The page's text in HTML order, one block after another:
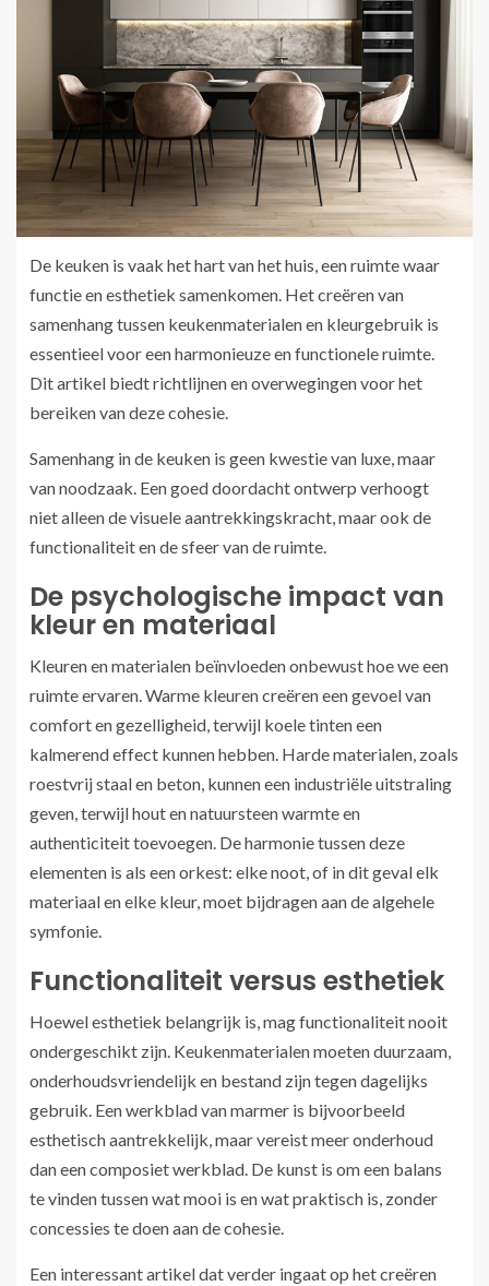
De keuken is vaak het hart van het huis, een ruimte waar
functie en esthetiek samenkomen. Het creëren van
samenhang tussen keukenmaterialen en kleurgebruik is
essentieel voor een harmonieuze en functionele ruimte.
Dit artikel biedt richtlijnen en overwegingen voor het
bereiken van deze cohesie.
Samenhang in de keuken is geen kwestie van luxe, maar
van noodzaak. Een goed doordacht ontwerp verhoogt
niet alleen de visuele aantrekkingskracht, maar ook de
functionaliteit en de sfeer van de ruimte.
De psychologische impact van
kleur en materiaal
Kleuren en materialen beïnvloeden onbewust hoe we een
ruimte ervaren. Warme kleuren creëren een gevoel van
comfort en gezelligheid, terwijl koele tinten een
kalmerend effect kunnen hebben. Harde materialen, zoals
roestvrij staal en beton, kunnen een industriële uitstraling
geven, terwijl hout en natuursteen warmte en
authenticiteit toevoegen. De harmonie tussen deze
elementen is als een orkest: elke noot, of in dit geval elk
materiaal en elke kleur, moet bijdragen aan de algehele
symfonie.
Functionaliteit versus esthetiek
Hoewel esthetiek belangrijk is, mag functionaliteit nooit
ondergeschikt zijn. Keukenmaterialen moeten duurzaam,
onderhoudsvriendelijk en bestand zijn tegen dagelijks
gebruik. Een werkblad van marmer is bijvoorbeeld
esthetisch aantrekkelijk, maar vereist meer onderhoud
dan een composiet werkblad. De kunst is om een balans
te vinden tussen wat mooi is en wat praktisch is, zonder
concessies te doen aan de cohesie.
Een interessant artikel dat verder ingaat op het creëren